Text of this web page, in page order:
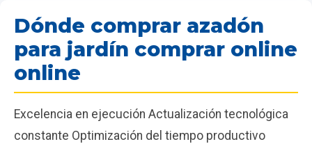
Dónde comprar azadón
para jardín comprar online
online
Excelencia en ejecución Actualización tecnológica
constante Optimización del tiempo productivo